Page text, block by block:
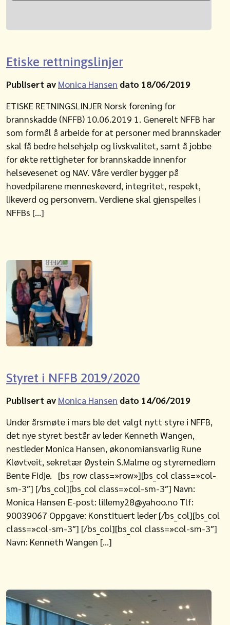
Etiske rettningslinjer
Publisert av Monica Hansen dato 18/06/2019
ETISKE RETNINGSLINJER Norsk forening for
brannskadde (NFFB) 10.06.2019 1. Generelt NFFB har
som formål å arbeide for at personer med brannskader
skal få bedre helsehjelp og livskvalitet, samt å jobbe
for økte rettigheter for brannskadde innenfor
helsevesenet og NAV. Våre verdier bygger på
hovedpilarene menneskeverd, integritet, respekt,
likeverd og personvern. Verdiene skal gjenspeiles i
NFFBs […]
Styret i NFFB 2019/2020
Publisert av Monica Hansen dato 14/06/2019
Under årsmøte i mars ble det valgt nytt styre i NFFB,
det nye styret består av leder Kenneth Wangen,
nestleder Monica Hansen, økonomiansvarlig Rune
Kløvtveit, sekretær Øystein S.Malme og styremedlem
Bente Fidje. [bs_row class=»row»][bs_col class=»col-
sm-3″] [/bs_col][bs_col class=»col-sm-3″] Navn:
Monica Hansen E-post: lillemy28@yahoo.no Tlf:
90039067 Oppgave: Konstituert leder [/bs_col][bs_col
class=»col-sm-3″] [/bs_col][bs_col class=»col-sm-3″]
Navn: Kenneth Wangen […]